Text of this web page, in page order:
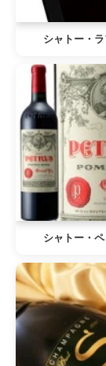
シャトー・
シャトー・